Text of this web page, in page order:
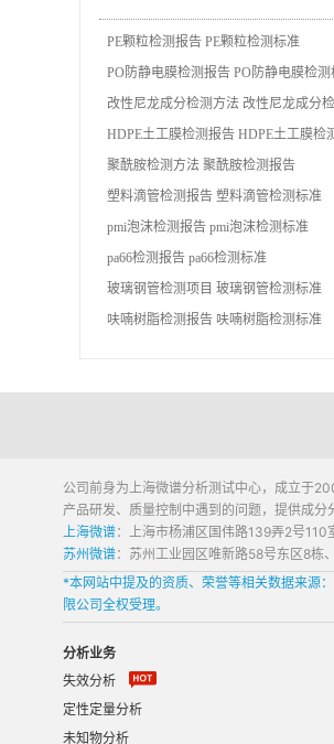
PE颗粒检测报告 PE颗粒检测标准
PO防静电膜检测报告 PO防静电膜检测
改性尼龙成分检测方法 改性尼龙成分
HDPE土工膜检测报告 HDPE土工膜检
聚酰胺检测方法 聚酰胺检测报告
塑料滴管检测报告 塑料滴管检测标准
pmi泡沫检测报告 pmi泡沫检测标准
pa66检测报告 pa66检测标准
玻璃钢管检测项目 玻璃钢管检测标准
呋喃树脂检测报告 呋喃树脂检测标准
公司前身为上海微谱分析测试中心，成立于
产品研发、质量控制中遇到的问题，提供成分
上海微谱：上海市杨浦区国伟路139弄2号110
苏州微谱：苏州工业园区唯新路58号东区8栋
*本网站中提及的资质、荣誉等相关数据来源
限公司全权受理。
分析业务
失效分析
定性定量分析
未知物分析